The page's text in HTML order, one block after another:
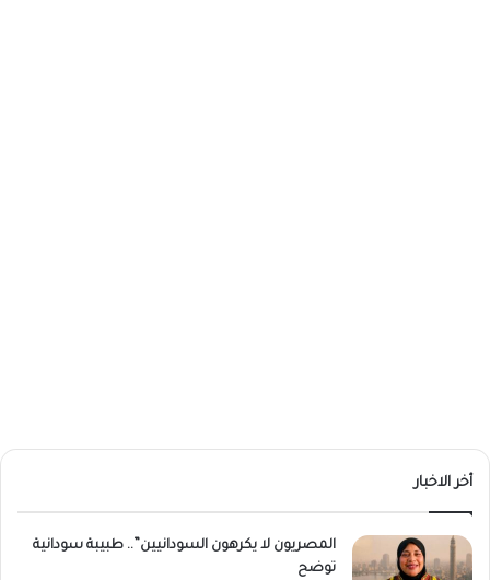
أخر الاخبار
المصريون لا يكرهون السودانيين”.. طبيبة سودانية
توضح